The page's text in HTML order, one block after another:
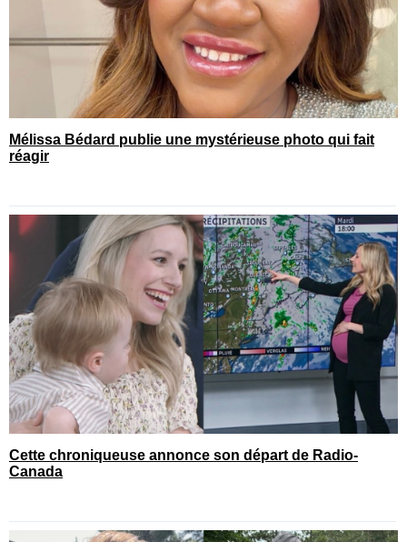
Mélissa Bédard publie une mystérieuse photo qui fait
réagir
Cette chroniqueuse annonce son départ de Radio-
Canada